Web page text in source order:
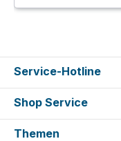
Service-Hotline
Shop Service
Themen